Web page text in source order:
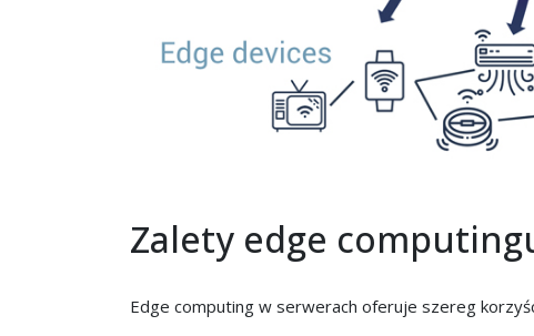
Zalety edge
Edge computing w serwerach oferuje szereg